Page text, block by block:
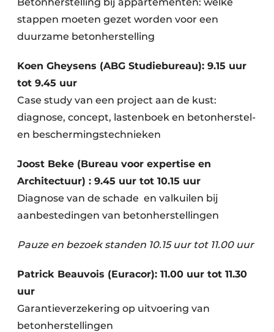
stappen moeten gezet worden voor een
duurzame betonherstelling
Koen Gheysens (ABG Studiebureau): 9.15 uur
tot 9.45 uur
Case study van een project aan de kust:
diagnose, concept, lastenboek en betonherstel-
en beschermingstechnieken
Joost Beke (Bureau voor expertise en
Architectuur) : 9.45 uur tot 10.15 uur
Diagnose van de schade en valkuilen bij
aanbestedingen van betonherstellingen
Pauze en bezoek standen 10.15 uur tot 11.00 uur
Patrick Beauvois (Euracor): 11.00 uur tot 11.30
uur
Garantieverzekering op uitvoering van
betonherstellingen